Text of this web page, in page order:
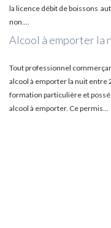
la licence débit de boissons
non....
Alcool à emporter la
Tout professionnel
alcool à emporter la nuit entre
formation particulière et
alcool à emporter. Ce permis...